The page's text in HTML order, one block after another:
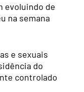
evoluindo de
na semana
e sexuais
do
controlado